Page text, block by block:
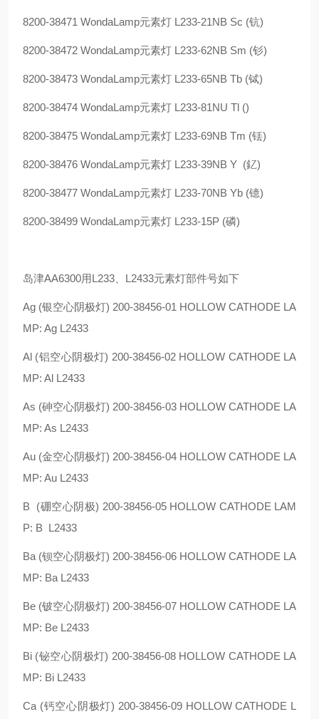
8200-38471 WondaLamp元素灯 L233-21NB Sc (钪)
8200-38472 WondaLamp元素灯 L233-62NB Sm (钐)
8200-38473 WondaLamp元素灯 L233-65NB Tb (铽)
8200-38474 WondaLamp元素灯 L233-81NU Tl ()
8200-38475 WondaLamp元素灯 L233-69NB Tm (铥)
8200-38476 WondaLamp元素灯 L233-39NB Y (釔)
8200-38477 WondaLamp元素灯 L233-70NB Yb (镱)
8200-38499 WondaLamp元素灯 L233-15P (磷)
岛津AA6300用L233、L2433元素灯部件号如下
Ag (银空心阴极灯) 200-38456-01 HOLLOW CATHODE LA
MP: Ag L2433
Al (铝空心阴极灯) 200-38456-02 HOLLOW CATHODE LA
MP: Al L2433
As (砷空心阴极灯) 200-38456-03 HOLLOW CATHODE LA
MP: As L2433
Au (金空心阴极灯) 200-38456-04 HOLLOW CATHODE LA
MP: Au L2433
B (硼空心阴极) 200-38456-05 HOLLOW CATHODE LAM
P: B L2433
Ba (钡空心阴极灯) 200-38456-06 HOLLOW CATHODE LA
MP: Ba L2433
Be (铍空心阴极灯) 200-38456-07 HOLLOW CATHODE LA
MP: Be L2433
Bi (铋空心阴极灯) 200-38456-08 HOLLOW CATHODE LA
MP: Bi L2433
Ca (钙空心阴极灯) 200-38456-09 HOLLOW CATHODE L